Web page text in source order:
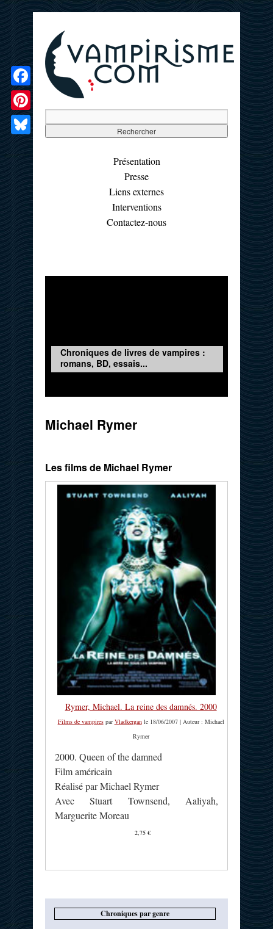
Présentation
Presse
Liens externes
Interventions
Contactez-nous
Chroniques de livres de vampires :
romans, BD, essais...
Michael Rymer
Les films de Michael Rymer
Rymer, Michael. La reine des damnés. 2000
Films de vampiresparVladkerganle 18/06/2007 | Auteur : Michael
Rymer
2000. Queen of the damned
Film américain
Réalisé par Michael Rymer
Avec Stuart Townsend, Aaliyah,
Marguerite Moreau
2,75 €
Facebook
Pinterest
Bluesky
Chroniques par genre